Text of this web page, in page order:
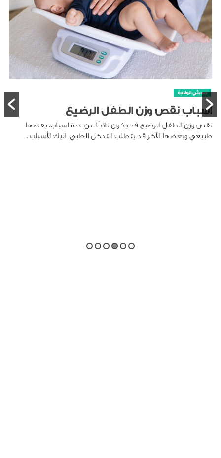
حديثي الولادة
أسباب نقص وزن الطفل الرضيع
نقص وزن الطفل الرضيع قد يكون ناتجًا عن عدة أسباب، بعضها
طبيعي وبعضها الآخر قد يتطلب التدخل الطبي. اليك الأسباب...